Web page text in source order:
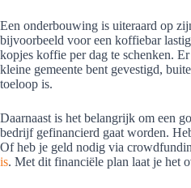
Een onderbouwing is uiteraard op
bijvoorbeeld voor een koffiebar
kopjes koffie per dag te schenken.
kleine gemeente bent gevestigd,
toeloop is.
Daarnaast is het belangrijk om een
bedrijf gefinancierd gaat worden.
Of heb je geld nodig via
is. Met dit financiële plan laat je het